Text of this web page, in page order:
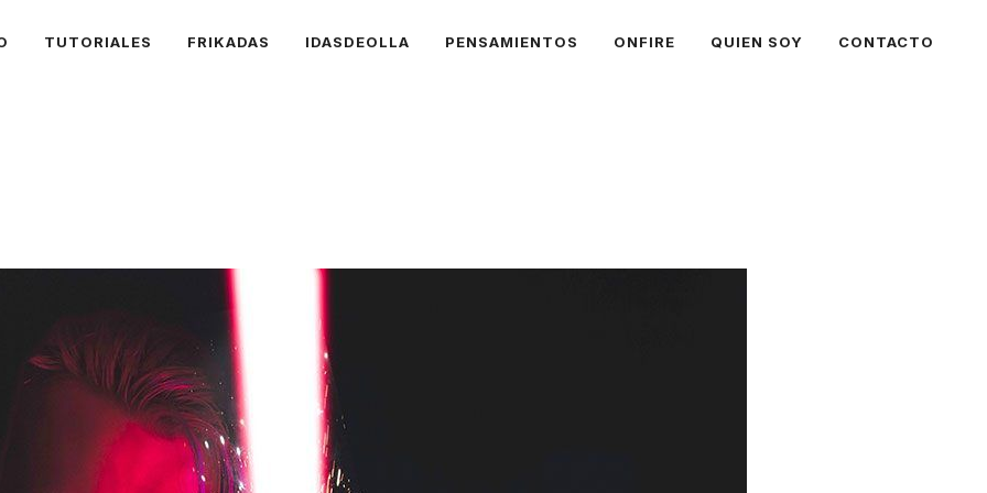
TUTORIALES FRIKADAS IDASDEOLLA PENSAMIENTOS ONFIRE QUIEN SOY CONTACTO